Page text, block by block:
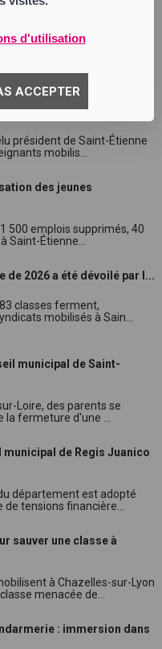
d'utilisation
ACCEPTER
réalise des contrôles
président de Saint-Étienne
président de Saint-Étienne
mobilis...
des jeunes
500 emplois supprimés, 40
Saint-Étienne...
de 2026 a été dévoilé par l...
classes ferment,
mobilisés à Sain...
municipal de Saint-
Loire, des parents se
fermeture d'une ...
de Regis Juanico
département est adopté
tensions financière...
sauver une classe à
à Chazelles-sur-Lyon
menacée de...
: immersion dans